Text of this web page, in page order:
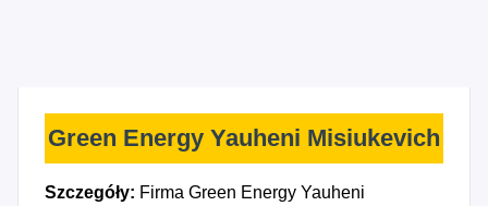
Green Energy Yauheni Misiukevich
Szczegóły: Firma Green Energy Yauheni